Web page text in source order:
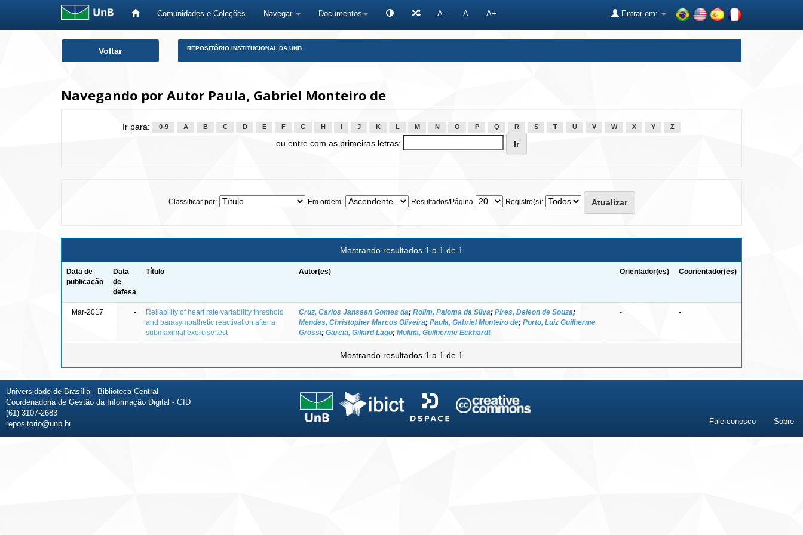
Comunidades e Coleções Navegar Documentos A- A A+ Entrar em:
Voltar REPOSITÓRIO INSTITUCIONAL DA UNB
Navegando por Autor Paula, Gabriel Monteiro de
Ir para: 0-9 A B C D E F G H J K L M N O P Q R S T U V W X Y Z
ou entre com as primeiras letras:
Classificar por: Em ordem: Resultados/Página Registro(s):
Mostrando resultados 1 a 1 de 1
Data de
publicação
Data
de
defesa
Título Autor(es) Orientador(es) Coorientador(es)
Mar-2017 -
Reliability of heart rate variability threshold
and parasympathetic reactivation after a
submaximal exercise test
Cruz, Carlos Janssen Gomes da; Rolim, Paloma da Silva; Pires, Deleon de Souza;
Mendes, Christopher Marcos Oliveira; Paula, Gabriel Monteiro de; Porto, Luiz Guilherme
Grossi; Garcia, Giliard Lago; Molina, Guilherme Eckhardt
- -
Mostrando resultados 1 a 1 de 1
Universidade de Brasília - Biblioteca Central
Coordenadoria de Gestão da Informação Digital - GID
(61) 3107-2683
repositorio@unb.br
Fale conosco Sobre